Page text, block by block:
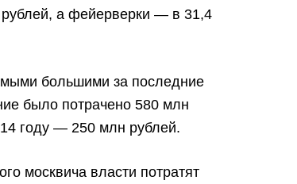
рублей, а фейерверки — в 31,4
большими за последние
было потрачено 580 млн
году — 250 млн рублей.
москвича власти потратят